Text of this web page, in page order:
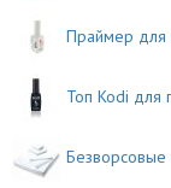
Праймер для
Топ Kodi для
Безворсовые